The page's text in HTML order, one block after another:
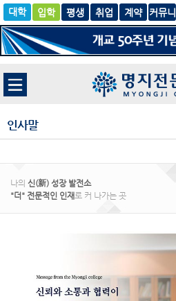
입학
글로
벌
평생 취업
계
약
인사말
나의 신(新) 성장 발전소
"더" 전문적인 인재로 커 나가는 곳